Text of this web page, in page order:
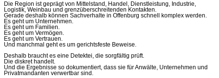
Die Region ist geprägt von Mittelstand, Handel, Dienstleistung, Industrie,
Logistik, Weinbau und grenzüberschreitenden Kontakten.
Gerade deshalb können Sachverhalte in Offenburg schnell komplex werden.
Es geht um Unternehmen.
Es geht um Familien.
Es geht um Vermögen.
Es geht um Vertrauen.
Und manchmal geht es um gerichtsfeste Beweise.
Deshalb braucht es eine Detektei, die sorgfältig prüft.
Die diskret handelt.
Und die Ergebnisse so dokumentiert, dass sie für Anwälte, Unternehmen und
Privatmandanten verwertbar sind.